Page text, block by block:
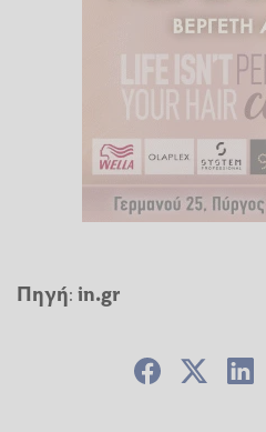
Πηγή:in.gr